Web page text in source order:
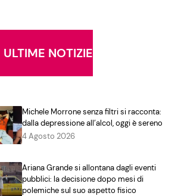
ULTIME NOTIZIE
Michele Morrone senza filtri si racconta:
dalla depressione all’alcol, oggi è sereno
4 Agosto 2026
Ariana Grande si allontana dagli eventi
pubblici: la decisione dopo mesi di
polemiche sul suo aspetto fisico